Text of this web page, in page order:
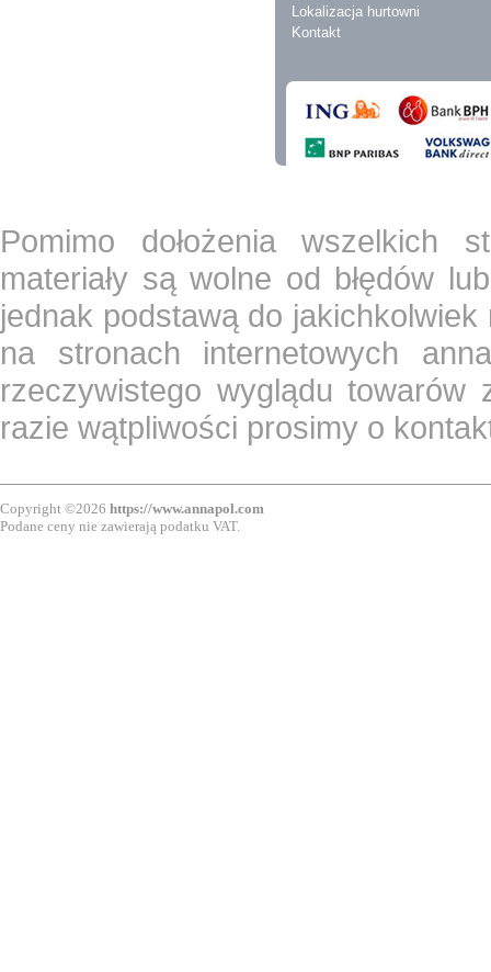
Lokalizacja hurtowni
Kontakt
Pomimo dołożenia wszelkich
materiały są wolne od błędów
jednak podstawą do
na stronach internetowych
rzeczywistego wyglądu
razie wątpliwości prosimy o
Copyright ©2026 https://www.annapol.com
Podane ceny nie zawierają podatku VAT.